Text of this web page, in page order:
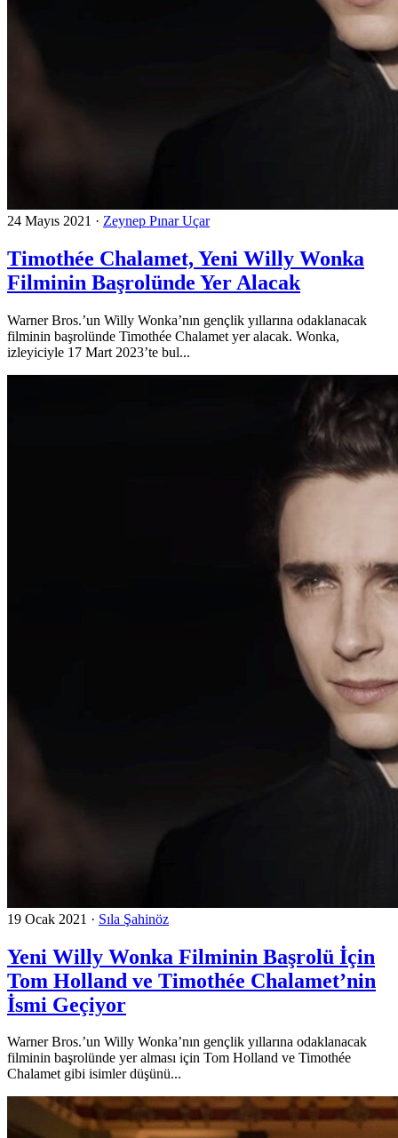
24 Mayıs 2021 · Zeynep Pınar Uçar
Timothée Chalamet, Yeni Willy Wonka
Filminin Başrolünde Yer Alacak
Warner Bros.’un Willy Wonka’nın gençlik yıllarına odaklanacak
filminin başrolünde Timothée Chalamet yer alacak. Wonka,
izleyiciyle 17 Mart 2023’te bul...
19 Ocak 2021 · Sıla Şahinöz
Yeni Willy Wonka Filminin Başrolü İçin
Tom Holland ve Timothée Chalamet’nin
İsmi Geçiyor
Warner Bros.’un Willy Wonka’nın gençlik yıllarına odaklanacak
filminin başrolünde yer alması için Tom Holland ve Timothée
Chalamet gibi isimler düşünü...